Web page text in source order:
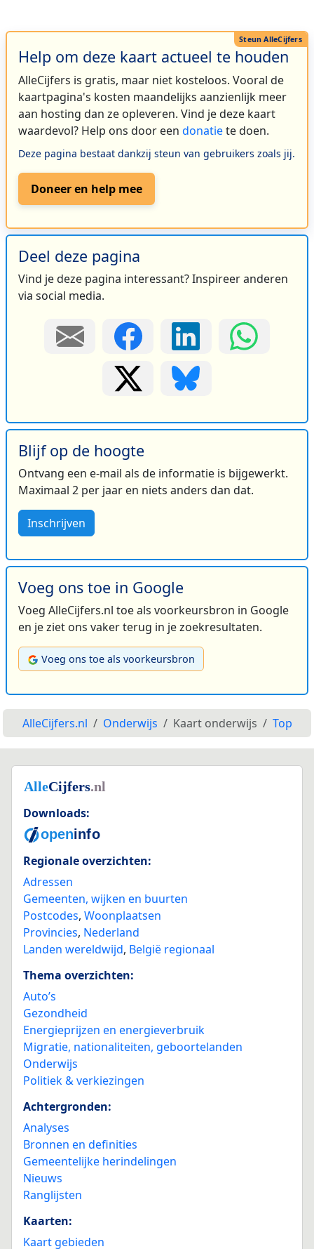
Help om deze kaart actueel te houden
AlleCijfers is gratis, maar niet kosteloos. Vooral de
kaartpagina's kosten maandelijks aanzienlijk meer
aan hosting dan ze opleveren. Vind je deze kaart
waardevol? Help ons door een donatiete doen.
Deze pagina bestaat dankzij steun van gebruikers zoals jij.
Doneer en help mee
Deel deze pagina
Vind je deze pagina interessant? Inspireer anderen
via social media.
Blijf op de hoogte
Ontvang een e-mail als de informatie is bijgewerkt.
Maximaal 2 per jaar en niets anders dan dat.
Inschrijven
Voeg ons toe in Google
Voeg AlleCijfers.nl toe als voorkeursbron in Google
en je ziet ons vaker terug in je zoekresultaten.
Voeg ons toe als voorkeursbron
AlleCijfers.nl Onderwijs Kaart onderwijs Top
Downloads:
Regionale overzichten:
Adressen
Gemeenten, wijken en buurten
Postcodes, Woonplaatsen
Provincies, Nederland
Landen wereldwijd, België regionaal
Thema overzichten:
Auto’s
Gezondheid
Energieprijzen en energieverbruik
Migratie, nationaliteiten, geboortelanden
Onderwijs
Politiek & verkiezingen
Achtergronden:
Analyses
Bronnen en definities
Gemeentelijke herindelingen
Nieuws
Ranglijsten
Kaarten:
Kaart gebieden